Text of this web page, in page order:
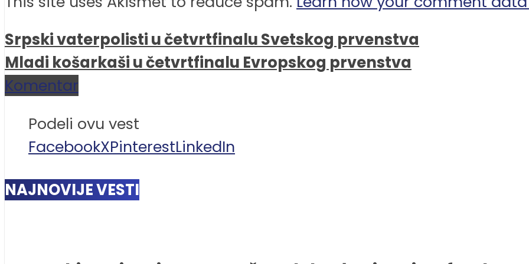
Srpski vaterpolisti u četvrtfinalu Svetskog prvenstva
Mladi košarkaši u četvrtfinalu Evropskog prvenstva
Komentar
Podeli ovu vest
FacebookXPinterestLinkedIn
NAJNOVIJE VESTI